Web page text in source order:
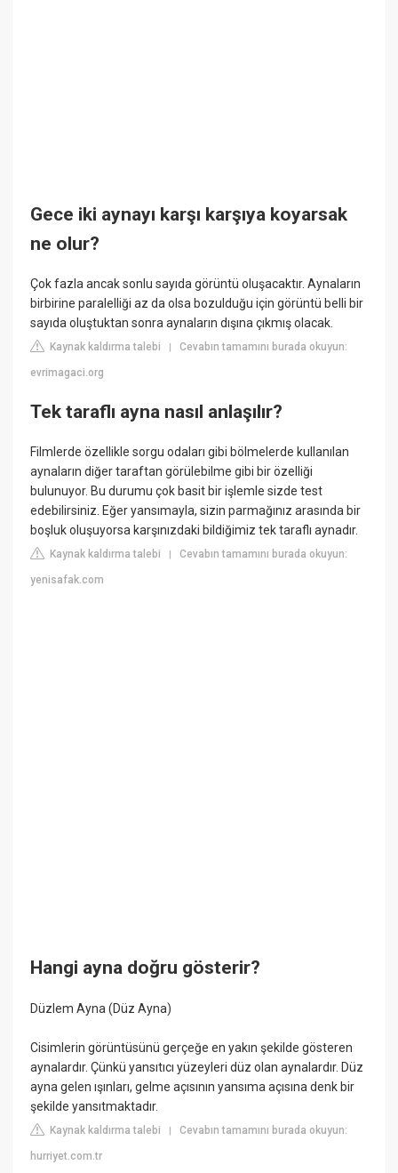
Gece iki aynayı karşı karşıya koyarsak
ne olur?
Çok fazla ancak sonlu sayıda görüntü oluşacaktır. Aynaların
birbirine paralelliği az da olsa bozulduğu için görüntü belli bir
sayıda oluştuktan sonra aynaların dışına çıkmış olacak.
Kaynak kaldırma talebi |Cevabın tamamını burada okuyun:
evrimagaci.org
Tek taraflı ayna nasıl anlaşılır?
Filmlerde özellikle sorgu odaları gibi bölmelerde kullanılan
aynaların diğer taraftan görülebilme gibi bir özelliği
bulunuyor. Bu durumu çok basit bir işlemle sizde test
edebilirsiniz. Eğer yansımayla, sizin parmağınız arasında bir
boşluk oluşuyorsa karşınızdaki bildiğimiz tek taraflı aynadır.
Kaynak kaldırma talebi |Cevabın tamamını burada okuyun:
yenisafak.com
Hangi ayna doğru gösterir?
Düzlem Ayna (Düz Ayna)
Cisimlerin görüntüsünü gerçeğe en yakın şekilde gösteren
aynalardır. Çünkü yansıtıcı yüzeyleri düz olan aynalardır. Düz
ayna gelen ışınları, gelme açısının yansıma açısına denk bir
şekilde yansıtmaktadır.
Kaynak kaldırma talebi |Cevabın tamamını burada okuyun:
hurriyet.com.tr